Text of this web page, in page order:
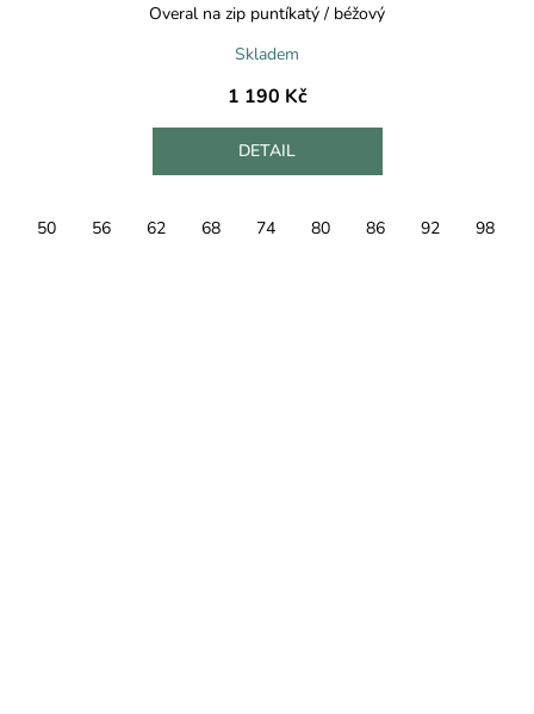
Overal na zip puntíkatý / béžový
Skladem
1 190 Kč
DETAIL
50 56 62 68 74 80 86 92 98